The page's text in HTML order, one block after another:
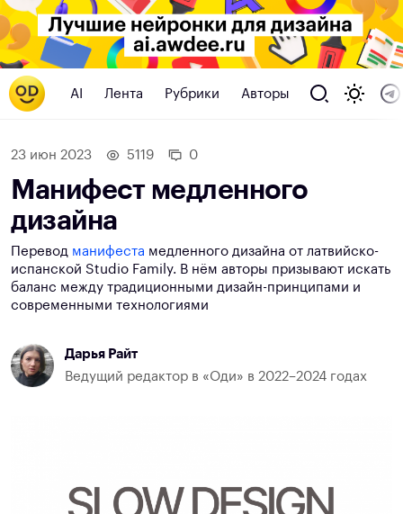
AI Лента Рубрики Авторы
23 июн 2023 5119 0
Манифест медленного
дизайна
Перевод манифеста медленного дизайна от латвийско-
испанской Studio Family. В нём авторы призывают искать
баланс между традиционными дизайн-принципами и
современными технологиями
Дарья Райт
Ведущий редактор в «Оди» в 2022–2024 годах